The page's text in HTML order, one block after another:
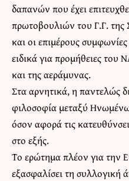
δαπανών που έχει
πρωτοβουλιών του Γ.Γ.
και οι επιμέρους
ειδικά για προμήθειες
και της αεράμυνας.
Στα αρνητικά, η παντελώς
φιλοσοφία μεταξύ
όσον αφορά τις
στο εξής.
Το ερώτημα πλέον για την
εξασφαλίσει τη συλλογική